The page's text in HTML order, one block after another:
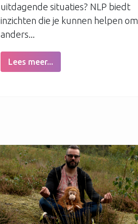
uitdagende situaties? NLP biedt
inzichten die je kunnen helpen om
anders...
Lees meer...